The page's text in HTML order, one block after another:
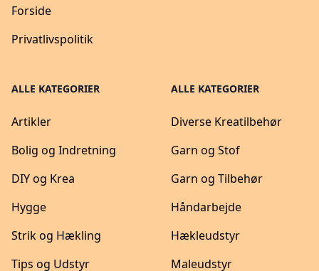
Forside
Privatlivspolitik
ALLE KATEGORIER
Artikler
Bolig og Indretning
DIY og Krea
Hygge
Strik og Hækling
Tips og Udstyr
ALLE KATEGORIER
Diverse Kreatilbehør
Garn og Stof
Garn og Tilbehør
Håndarbejde
Hækleudstyr
Maleudstyr